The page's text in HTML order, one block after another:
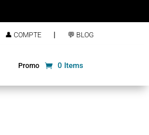
👤 COMPTE | 💬 BLOG
Promo 0 Items